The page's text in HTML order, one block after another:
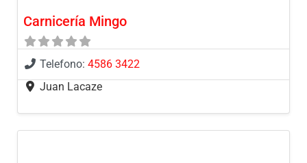
Carnicería Mingo
Telefono: 4586 3422
Juan Lacaze